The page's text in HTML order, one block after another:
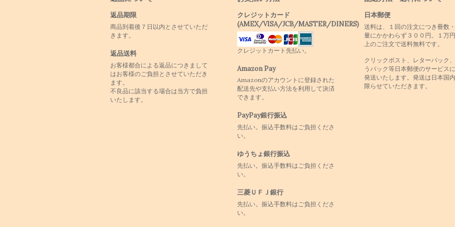
返品期限
商品到着後７日以内とさせていただ
きます。
返品送料
お客様都合による返品につきまして
はお客様のご負担とさせていただき
ます。
不良品に該当する場合は当方で負担
いたします。
クレジットカード
(AMEX/VISA/JCB/MASTER/DINERS)
クレジットカート先払い。
Amazon Pay
Amazonのアカウントに登録された
配送先や支払い方法を利用して決済
できます。
PayPay銀行振込
先払い。振込手数料はご負担くださ
い。
ゆうちょ銀行振込
先払い。振込手数料はご負担くださ
い。
三菱ＵＦＪ銀行
先払い。振込手数料はご負担くださ
い。
日本郵便
送料は、１回の注文につき冊数
量にかかわらず３００円。１万
上のご注文で送料無料です。
クリックポスト、レターパック
うパック等日本郵便のサービス
発送いたします。発送は日本国
限らせていただきます。